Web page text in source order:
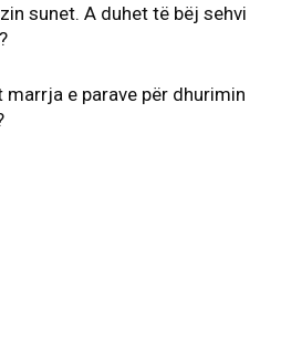
sunet. A duhet të bëj sehvi
marrja e parave për dhurimin